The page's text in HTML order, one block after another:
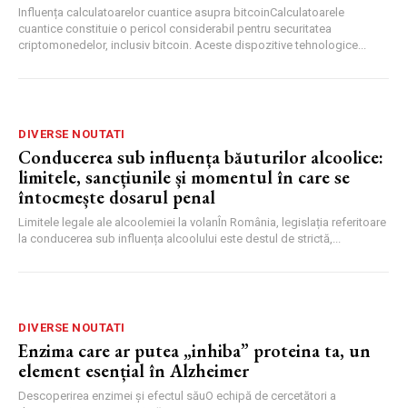
Influența calculatoarelor cuantice asupra bitcoinCalculatoarele
cuantice constituie o pericol considerabil pentru securitatea
criptomonedelor, inclusiv bitcoin. Aceste dispozitive tehnologice...
DIVERSE NOUTATI
Conducerea sub influența băuturilor alcoolice:
limitele, sancțiunile și momentul în care se
întocmește dosarul penal
Limitele legale ale alcoolemiei la volanÎn România, legislația referitoare
la conducerea sub influența alcoolului este destul de strictă,...
DIVERSE NOUTATI
Enzima care ar putea „inhiba” proteina ta, un
element esențial în Alzheimer
Descoperirea enzimei și efectul săuO echipă de cercetători a